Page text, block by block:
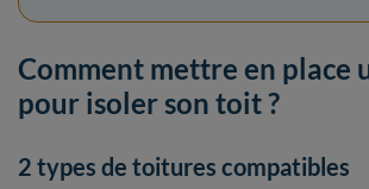
Comment mettre en place
pour isoler son toit ?
2 types de toitures compatibles